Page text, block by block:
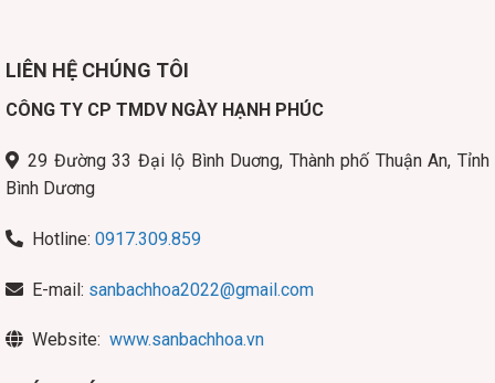
LIÊN HỆ CHÚNG TÔI
CÔNG TY CP TMDV NGÀY HẠNH PHÚC
29 Đường 33 Đại lộ Bình Duơng, Thành phố Thuận An, Tỉnh
Bình Dương
Hotline: 0917.309.859
E-mail: sanbachhoa2022@gmail.com
Website: www.sanbachhoa.vn